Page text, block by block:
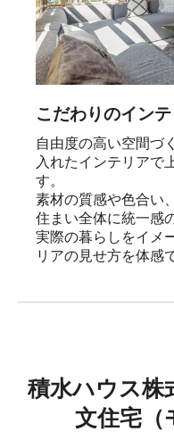
こだわりのイン
自由度の高い空間づ
入れたインテリアで
す。
素材の質感や色合い
住まい全体に統一感
実際の暮らしをイメ
リアの見せ方を体感
積水ハウス株
文住宅（